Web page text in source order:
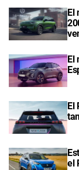
El
El
El
el